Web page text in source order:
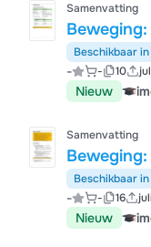
Samenvatting
Beschikbaar
- - 10
Nieuw
Samenvatting
Beschikbaar
- - 16
Nieuw